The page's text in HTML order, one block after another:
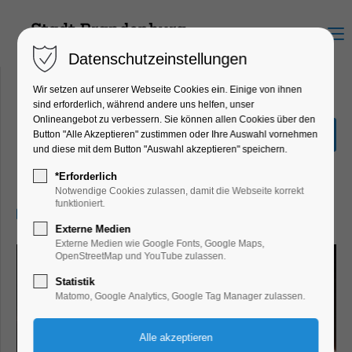
Menu
Brandenburger
Weihnachtscircus
Kunst, Party, Feiern, Fest, Winterzauber
Datenschutzeinstellungen
Wir setzen auf unserer Webseite Cookies ein. Einige von ihnen
sind erforderlich, während andere uns helfen, unser
Onlineangebot zu verbessern. Sie können allen Cookies über den
Button "Alle Akzeptieren" zustimmen oder Ihre Auswahl vornehmen
und diese mit dem Button "Auswahl akzeptieren" speichern.
*Erforderlich
Notwendige Cookies zulassen, damit die Webseite korrekt
funktioniert.
Externe Medien
Externe Medien wie Google Fonts, Google Maps,
OpenStreetMap und YouTube zulassen.
Statistik
Matomo, Google Analytics, Google Tag Manager zulassen.